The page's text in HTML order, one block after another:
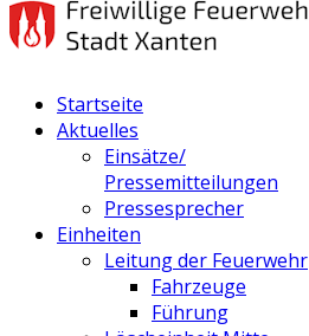
Startseite
Aktuelles
Einsätze/
Pressemitteilungen
Pressesprecher
Einheiten
Leitung der Feuerwehr
Fahrzeuge
Führung